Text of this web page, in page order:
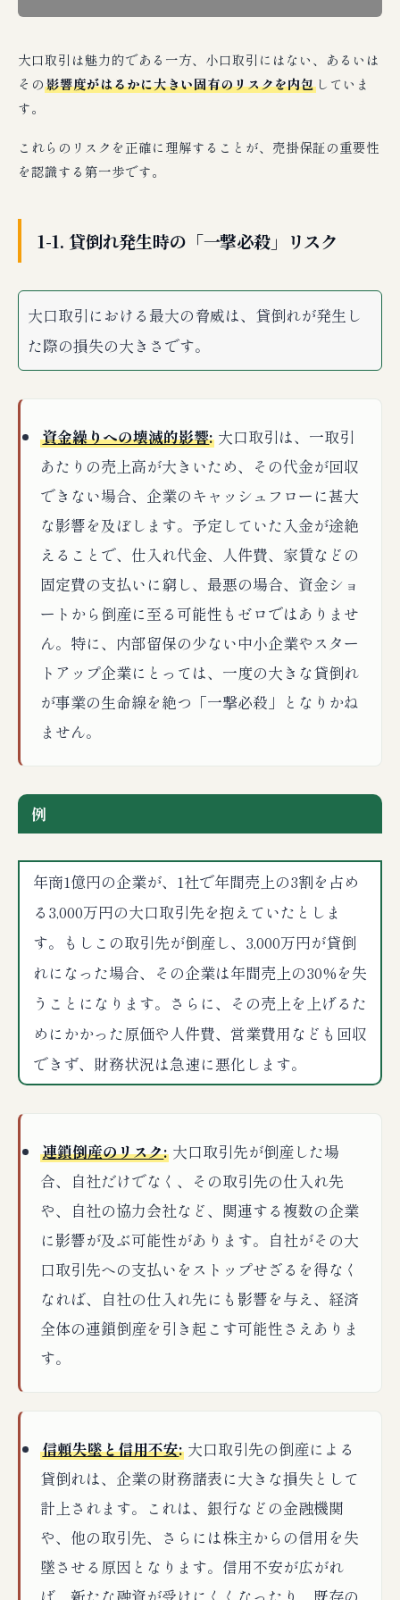
大口取引は魅力的である一方、小口取引にはない、あるいは
その影響度がはるかに大きい固有のリスクを内包 していま
す。
これらのリスクを正確に理解することが、売掛保証の重要性
を認識する第一歩です。
1-1. 貸倒れ発生時の「一撃必殺」リスク
大口取引における最大の脅威は、貸倒れが発生し
た際の損失の大きさです。
資金繰りへの壊滅的影響: 大口取引は、一取引
あたりの売上高が大きいため、その代金が回収
できない場合、企業のキャッシュフローに甚大
な影響を及ぼします。予定していた入金が途絶
えることで、仕入れ代金、人件費、家賃などの
固定費の支払いに窮し、最悪の場合、資金ショ
ートから倒産に至る可能性もゼロではありませ
ん。特に、内部留保の少ない中小企業やスター
トアップ企業にとっては、一度の大きな貸倒れ
が事業の生命線を絶つ「一撃必殺」となりかね
ません。
例
年商1億円の企業が、1社で年間売上の3割を占め
る3,000万円の大口取引先を抱えていたとしま
す。もしこの取引先が倒産し、3,000万円が貸倒
れになった場合、その企業は年間売上の30%を失
うことになります。さらに、その売上を上げるた
めにかかった原価や人件費、営業費用なども回収
できず、財務状況は急速に悪化します。
連鎖倒産のリスク: 大口取引先が倒産した場
合、自社だけでなく、その取引先の仕入れ先
や、自社の協力会社など、関連する複数の企業
に影響が及ぶ可能性があります。自社がその大
口取引先への支払いをストップせざるを得なく
なれば、自社の仕入れ先にも影響を与え、経済
全体の連鎖倒産を引き起こす可能性さえありま
す。
信頼失墜と信用不安: 大口取引先の倒産による
貸倒れは、企業の財務諸表に大きな損失として
計上されます。これは、銀行などの金融機関
や、他の取引先、さらには株主からの信用を失
墜させる原因となります。信用不安が広がれ